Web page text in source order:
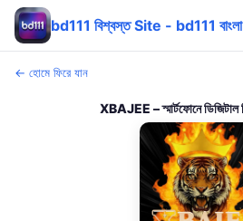
bd111 বিশ্বস্ত Site - bd111
← হোমে ফিরে যান
XBAJEE – স্মার্টফোনে ডিজিটাল